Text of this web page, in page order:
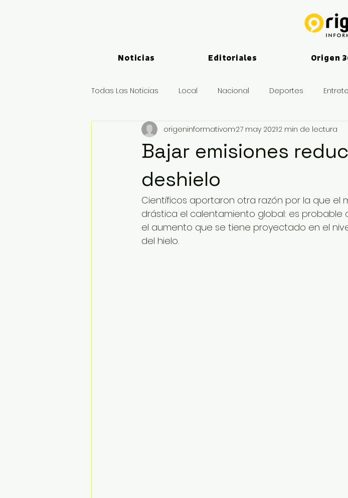
Noticias Editoriales Origen
Todas Las Noticias Local Nacional Deportes
Logística y Puertos Deportes
Bajar emisiones
deshielo
origeninformativom27 may 20212 min de lectura
Científicos aportaron otra razón por la que
drástica el calentamiento global: es probable
el aumento que se tiene proyectado en el
del hielo.